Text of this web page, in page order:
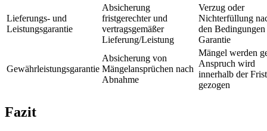
Lieferungs- und
Leistungsgarantie
Absicherung
fristgerechter und
vertragsgemäßer
Lieferung/Leistung
Verzug oder
Nichterfüllung
den Bedingungen
Garantie
Gewährleistungsgarantie
Absicherung von
Mängelansprüchen nach
Abnahme
Mängel werden
Anspruch wird
innerhalb der Frist
gezogen
Fazit